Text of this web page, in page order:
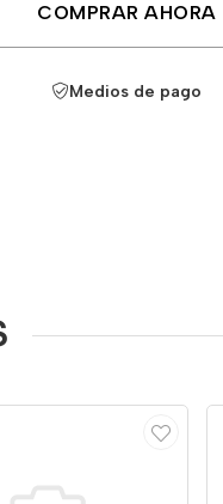
COMPRAR AHORA
Medios de pago